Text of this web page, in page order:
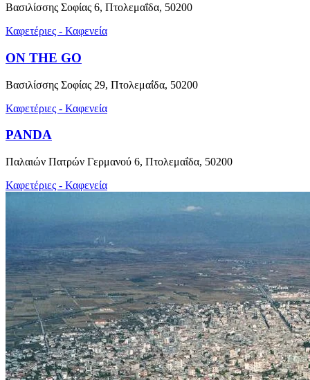
Βασιλίσσης Σοφίας 6, Πτολεμαΐδα, 50200
Καφετέριες - Καφενεία
ON THE GO
Βασιλίσσης Σοφίας 29, Πτολεμαΐδα, 50200
Καφετέριες - Καφενεία
PANDA
Παλαιών Πατρών Γερμανού 6, Πτολεμαΐδα, 50200
Καφετέριες - Καφενεία